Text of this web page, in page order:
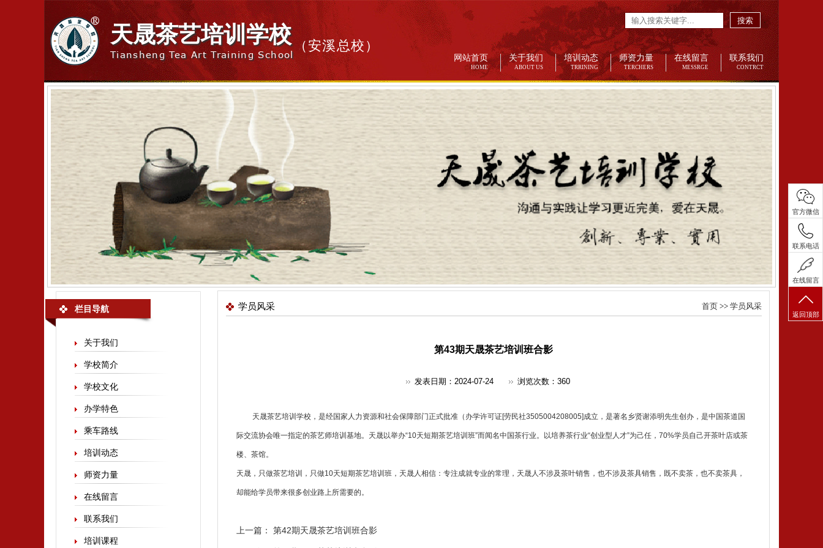
天晟茶艺培训学校
Tiansheng Tea Art Training School
（安溪总校）
网站首页
HOME
关于我们
ABOUT US
培训动态
TRRINING
师资力量
TERCHERS
在线留言
MESSRGE
联系我们
CONTRCT
搜索
栏目导航
关于我们
学校简介
学校文化
办学特色
乘车路线
培训动态
师资力量
在线留言
联系我们
培训课程
首页>> 学员风采
学员风采
第43期天晟茶艺培训班合影
发表日期：2024-07-24 浏览次数： 360
天晟茶艺培训 学校，是经国家人力资源和社会保障部门正式批准（办学许可证[劳民社3505004208005]成立，是著名乡贤谢添明先生创办，是中国茶道国
际交流协会唯一指定的茶艺师培训 基地。天晟以举办“10天短期茶艺培训班”而闻名中国茶行业。以培养茶行业“创业型人才”为己任，70%学员自己开茶叶店或茶
楼、茶馆。
天晟，只做茶艺培训，只做10天短期茶艺培训班，天晟人相信：专注成就专业的常理，天晟人不涉及茶叶销售，也不涉及茶具销售，既不卖茶，也不卖茶具，
却能给学员带来很多创业路上所需要的。
上一篇： 第42期天晟茶艺培训班合影
官方微信
联系电话
在线留言
返回顶部